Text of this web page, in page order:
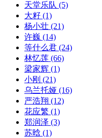
天堂乐队 (5)
大籽 (1)
杨小壮 (21)
许巍 (14)
等什么君 (24)
林忆莲 (66)
梁家辉 (1)
小刚 (21)
乌兰托娅 (16)
严浩翔 (12)
花应繁 (1)
郑润泽 (3)
苏晗 (1)